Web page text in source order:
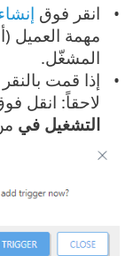
انقر فوق
مهمة العميل
المشغّل.
إذا قمت
لاحقاً: انقل
التشغيل في